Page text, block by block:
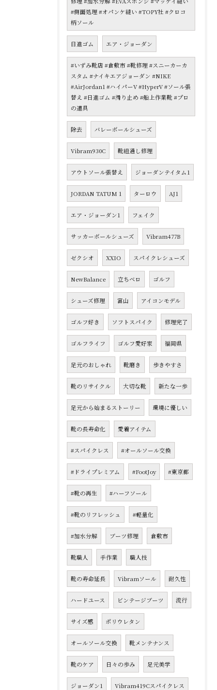
#側面処理 #オパンケ縫い #TOPY社 #クロコ
柄ソール
日進ゴム エア・ジョーダン
#いずみ靴店 #倉敷市 #靴修理 #スニーカーカ
スタム #ナイキエアジョーダン #NIKE
#AirJordan1 #ハイパーV #HyperV #ソール張
替え #日進ゴム #滑り止め #船上作業靴 #プロ
の道具
除去 バレーボールシューズ
Vibram930C 靴紐通し修理
アウトソール張替え ジョーダンテイタム1
JORDAN TATUM 1 ターロウ AJ1
エア・ジョーダン1 フェイク
サッカーボールシューズ Vibram477B
ゼクシオ XXIO スパイクレシューズ
NewBalance 立ちベロ ゴルフ
シューズ修理 富山 アイコンモデル
ゴルフ好き ソフトスパイク 修理完了
ゴルフライフ ゴルフ愛好家 福岡県
足元のおしゃれ 靴磨き 歩きやすさ
靴のリサイクル 大切な靴 新たな一歩
足元から始まるストーリー 環境に優しい
靴の長寿命化 愛着アイテム
#スパイクレス #オールソール交換
#ドライプレミアム #FootJoy #東京都
#靴の再生 #ハーフソール
#靴のリフレッシュ #軽量化
#加水分解 ブーツ修理 倉敷市
靴職人 手作業 職人技
靴の寿命延長 Vibramソール 耐久性
ハードユース ビンテージブーツ 流行
サイズ感 ポリウレタン
オールソール交換 靴メンテナンス
靴のケア 日々の歩み 足元美学
ジョーダン1 Vibram419Cスパイクレス